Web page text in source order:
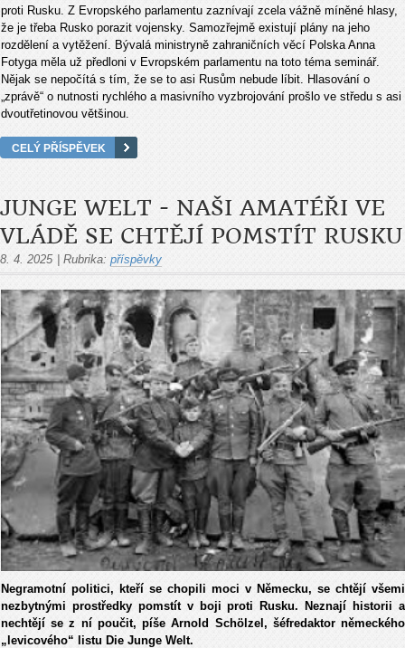
proti Rusku. Z Evropského parlamentu zaznívají zcela vážně míněné hlasy,
že je třeba Rusko porazit vojensky. Samozřejmě existují plány na jeho
rozdělení a vytěžení. Bývalá ministryně zahraničních věcí Polska Anna
Fotyga měla už předloni v Evropském parlamentu na toto téma seminář.
Nějak se nepočítá s tím, že se to asi Rusům nebude líbit. Hlasování o
„zprávě“ o nutnosti rychlého a masivního vyzbrojování prošlo ve středu s asi
dvoutřetinovou většinou.
CELÝ PŘÍSPĚVEK
JUNGE WELT - NAŠI AMATÉŘI VE
VLÁDĚ SE CHTĚJÍ POMSTÍT RUSKU
8. 4. 2025 Rubrika: příspěvky
Negramotní politici, kteří se chopili moci v Německu, se chtějí všemi
nezbytnými prostředky pomstít v boji proti Rusku. Neznají historii a
nechtějí se z ní poučit, píše Arnold Schölzel, šéfredaktor německého
„levicového“ listu Die Junge Welt.